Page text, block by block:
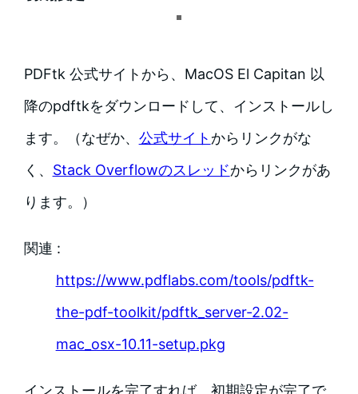
PDFtk 公式サイトから、MacOS El Capitan 以
降のpdftkをダウンロードして、インストールし
ます。（なぜか、 公式サイトからリンクがな
く、 Stack Overflowのスレッドからリンクがあ
ります。）
関連 :
https://www.pdflabs.com/tools/pdftk-
the-pdf-toolkit/pdftk_server-2.02-
mac_osx-10.11-setup.pkg